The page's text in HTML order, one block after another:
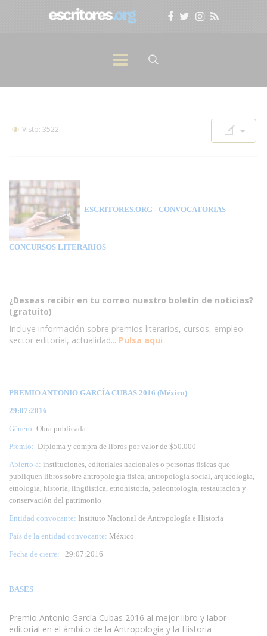
Visto: 3522
ESCRITORES.ORG - CONVOCATORIAS
CONCURSOS LITERARIOS
¿Deseas recibir en tu correo nuestro boletín de noticias?
(gratuito)
Incluye información sobre premios literarios, cursos, empleo
sector editorial, actualidad... Pulsa aqui
PREMIO ANTONIO GARCÍA CUBAS 2016 (México)
29:07:2016
Género: Obra publicada
Premio: Diploma y compra de libros por valor de $50.000
Abierto a: instituciones, editoriales nacionales o personas físicas que
publiquen libros sobre antropología física, antropología social, arqueología,
etnología, historia, lingüística, etnohistoria, paleontología, restauración y
conservación del patrimonio
Entidad convocante: Instituto Nacional de Antropología e Historia
País de la entidad convocante: México
Fecha de cierre: 29:07:2016
BASES
Premio Antonio García Cubas 2016 al mejor libro y labor
editorial en el ámbito de la Antropología y la Historia